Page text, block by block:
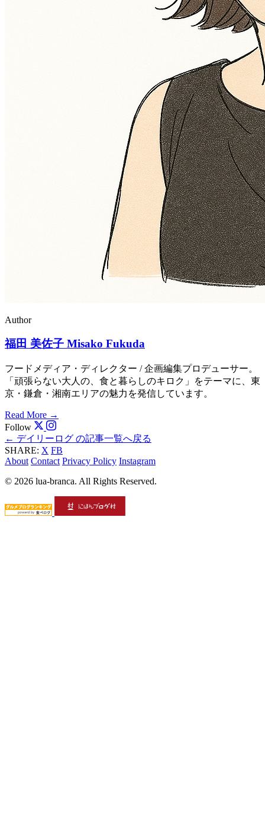
Author
福田 美佐子 Misako Fukuda
フードメディア・ディレクター / 企画編集プロデューサー。
「頑張らない大人の、食と暮らしのキロク」をテーマに、東
京・鎌倉・湘南エリアの魅力を発信しています。
Read More →
Follow
← デイリーログ の記事一覧へ戻る
SHARE: X FB
About Contact Privacy Policy Instagram
© 2026 lua-branca. All Rights Reserved.